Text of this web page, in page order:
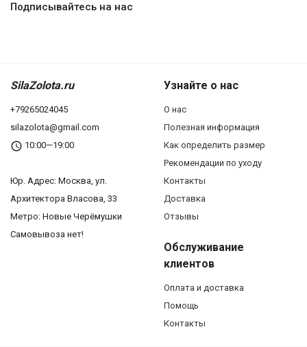
Подписывайтесь на нас
SilaZolota.ru
+79265024045
silazolota@gmail.com
10:00—19:00
Юр. Адреc: Москва, ул.
Архитектора Власова, 33
Метро: Новые Черёмушки
Самовывоза нет!
Узнайте о нас
О нас
Полезная информация
Как определить размер
Рекомендации по уходу
Контакты
Доставка
Отзывы
Обслуживание
клиентов
Оплата и доставка
Помощь
Контакты